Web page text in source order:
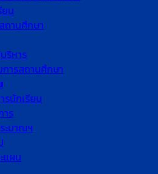
ยน
ถานศึกษา
ริหาร
ารสถานศึกษา
รนักเรียน
าร
ะมาณฯ
แผน